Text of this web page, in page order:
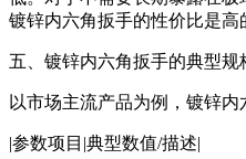
镀锌内六角扳手的性价比是高
五、镀锌内六角扳手的典型规
以市场主流产品为例，镀锌内
|参数项目|典型数值/描述|